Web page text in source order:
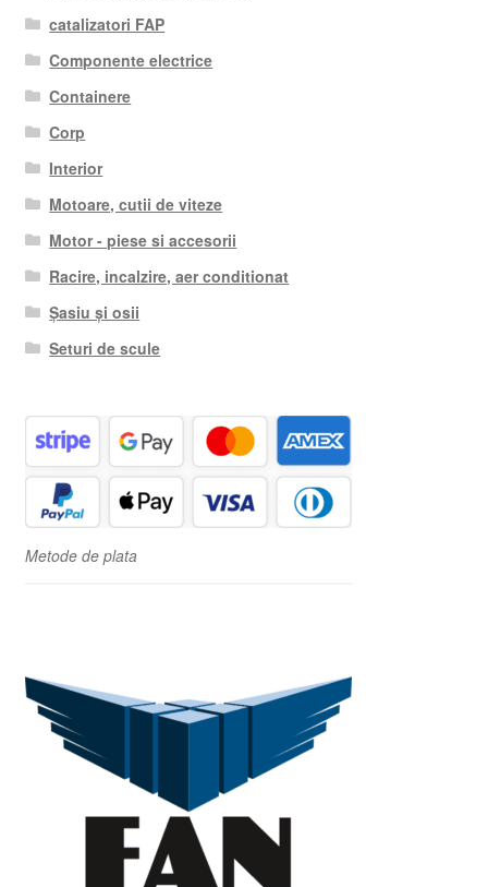
catalizatori FAP
Componente electrice
Containere
Corp
Interior
Motoare, cutii de viteze
Motor - piese si accesorii
Racire, incalzire, aer conditionat
Șasiu și osii
Seturi de scule
Metode de plata